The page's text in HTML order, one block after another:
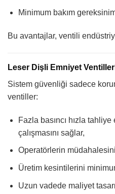
Minimum bakım
Bu avantajlar, ventili
Leser Dişli Emniyet
Sistem güvenliği sadece
ventiller:
Fazla basıncı hızla
çalışmasını sağlar,
Operatörlerin müdahalesini
Üretim kesintilerini
Uzun vadede maliyet